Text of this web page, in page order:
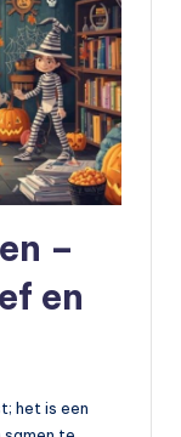
–
en
het is een